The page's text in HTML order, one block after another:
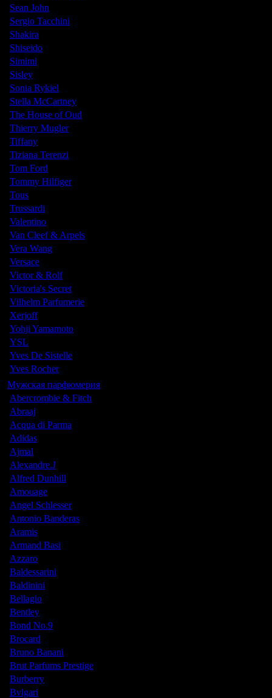
Sean John
Sergio Tacchini
Shakira
Shiseido
Simimi
Sisley
Sonia Rykiel
Stella McCartney
The House of Oud
Thierry Mugler
Tiffany
Tiziana Terenzi
Tom Ford
Tommy Hilfiger
Tous
Trussardi
Valentino
Van Cleef & Arpels
Vera Wang
Versace
Victor & Rolf
Victoria's Secret
Vilhelm Parfumerie
Xerjoff
Yohji Yamamoto
YSL
Yves De Sistelle
Yves Rocher
Мужская парфюмерия
Abercrombie & Fitch
Abraaj
Acqua di Parma
Adidas
Ajmal
Alexandre.J
Alfred Dunhill
Amouage
Angel Schlesser
Antonio Banderas
Aramis
Armand Basi
Azzaro
Baldessarini
Baldinini
Bellagio
Bentley
Bond No.9
Brocard
Bruno Banani
Brut Parfums Prestige
Burberry
Bvlgari